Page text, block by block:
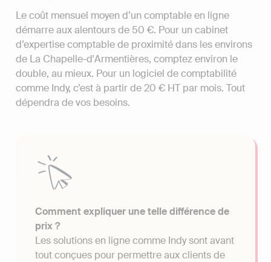
Le coût mensuel moyen d’un comptable en ligne
démarre aux alentours de 50 €. Pour un cabinet
d’expertise comptable de proximité dans les environs
de La Chapelle-d'Armentières, comptez environ le
double, au mieux. Pour un logiciel de comptabilité
comme Indy, c’est à partir de 20 € HT par mois. Tout
dépendra de vos besoins.
Comment expliquer une telle différence de
prix ?
Les solutions en ligne comme Indy sont avant
tout conçues pour permettre aux clients de